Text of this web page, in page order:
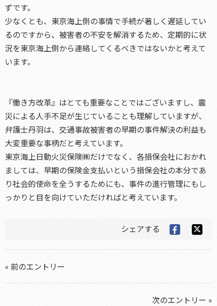
ずです。
少なくとも、東京海上側の事情で手続が著しく遅延してい
るのですから、被害者の不安を解消するため、定期的に状
況を東京海上側から連絡してくるべきではないかと考えて
います。
『働き方改革』はとても重要なことではございますし、震
災による人手不足が生じていることも理解していますが、
弁護士丹羽は、交通事故被害者の早期の事件解決の利益も
大変重要な事柄だと考えています。
東京海上日動火災保険㈱だけでなく、各損保会社におかれ
ましては、早期の保険金支払いという損保会社の本分であ
り社会的使命を全うするためにも、事件の進行管理にもし
っかりと目を向けていただければと考えています。
シェアする
« 前のエントリー
次のエントリー »